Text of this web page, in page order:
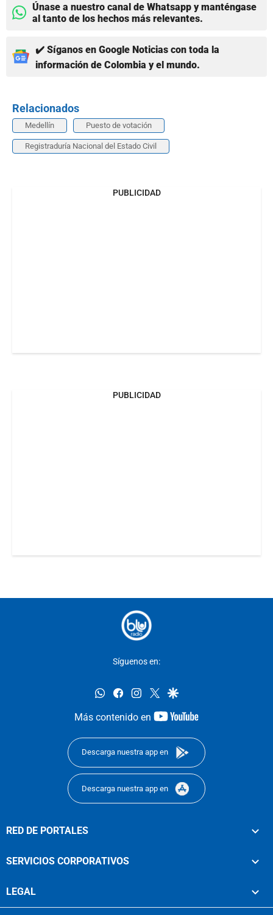
Únase a nuestro canal de Whatsapp y manténgase
al tanto de los hechos más relevantes.
✔️ Síganos en Google Noticias con toda la
información de Colombia y el mundo.
Relacionados
Medellín Puesto de votación
Registraduría Nacional del Estado Civil
PUBLICIDAD
PUBLICIDAD
Síguenos en:
whatsappfacebookinstagram
twittergoogle
Más contenido en
youtube-
Descarga nuestra app en
Descarga nuestra app en
RED DE PORTALES
SERVICIOS CORPORATIVOS
LEGAL